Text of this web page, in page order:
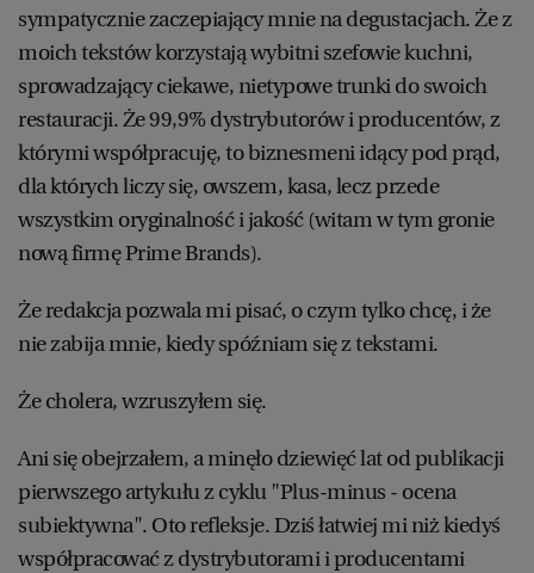
sympatycznie zaczepiający mnie na degustacjach. Że z
moich tekstów korzystają wybitni szefowie kuchni,
sprowadzający ciekawe, nietypowe trunki do swoich
restauracji. Że 99,9% dystrybutorów i producentów, z
którymi współpracuję, to biznesmeni idący pod prąd,
dla których liczy się, owszem, kasa, lecz przede
wszystkim oryginalność i jakość (witam w tym gronie
nową firmę Prime Brands).
Że redakcja pozwala mi pisać, o czym tylko chcę, i że
nie zabija mnie, kiedy spóźniam się z tekstami.
Że cholera, wzruszyłem się.
Ani się obejrzałem, a minęło dziewięć lat od publikacji
pierwszego artykułu z cyklu "Plus-minus - ocena
subiektywna". Oto refleksje. Dziś łatwiej mi niż kiedyś
współpracować z dystrybutorami i producentami